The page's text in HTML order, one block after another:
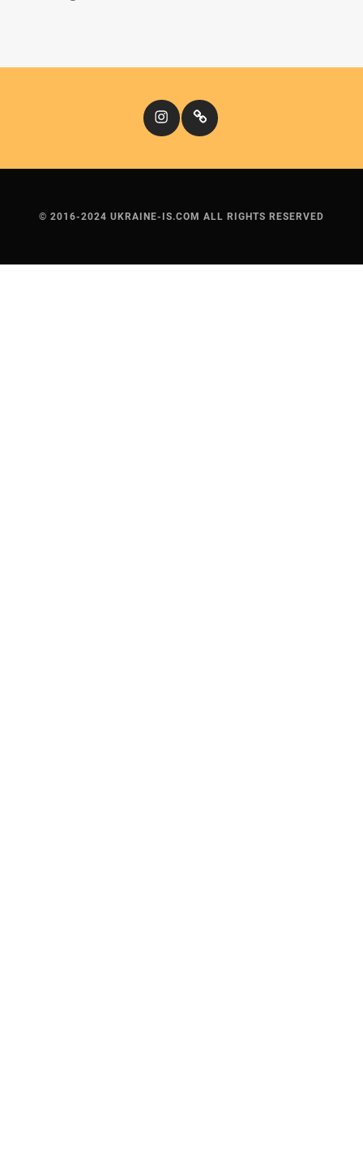
InstagramКіномандри
© 2016-2024 UKRAINE-IS.COM ALL RIGHTS RESERVED